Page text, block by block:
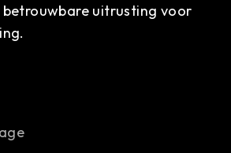
uitrusting voor